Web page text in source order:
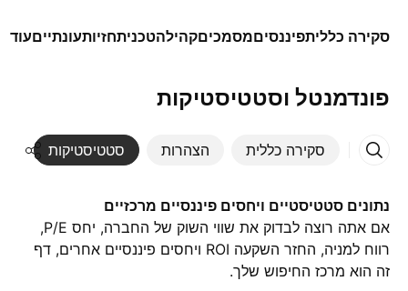
סקירה כלליתפיננסיםמסמכיםקהילהטכניתחזיותעונתייםעוד
פונדמנטל וסטטיסטיקות
סקירה כללית הצהרות סטטיסטיקות
נתונים סטטיסטיים ויחסים פיננסיים מרכזיים
אם אתה רוצה לבדוק את שווי השוק של החברה, יחס P/E,
רווח למניה, החזר השקעה ROI ויחסים פיננסיים אחרים, דף
זה הוא מרכז החיפוש שלך.